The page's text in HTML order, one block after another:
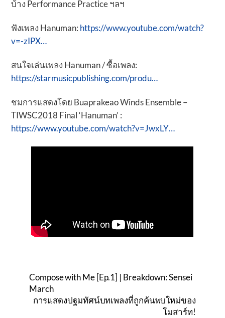
บ้าง Performance Practice ฯลฯ
ฟังเพลง Hanuman: https://www.youtube.com/watch?
v=-zIPX…
สนใจเล่นเพลง Hanuman / ซื้อเพลง:
https://starmusicpublishing.com/produ…
ชมการแสดงโดย Buaprakeao Winds Ensemble –
TIWSC2018 Final ‘Hanuman’ :
https://www.youtube.com/watch?v=JwxLY…
Compose with Me [Ep.1] | Breakdown: Sensei
March
การแสดงปฐมทัศน์บทเพลงที่ถูกค้นพบใหม่ของ
โมสาร์ท!